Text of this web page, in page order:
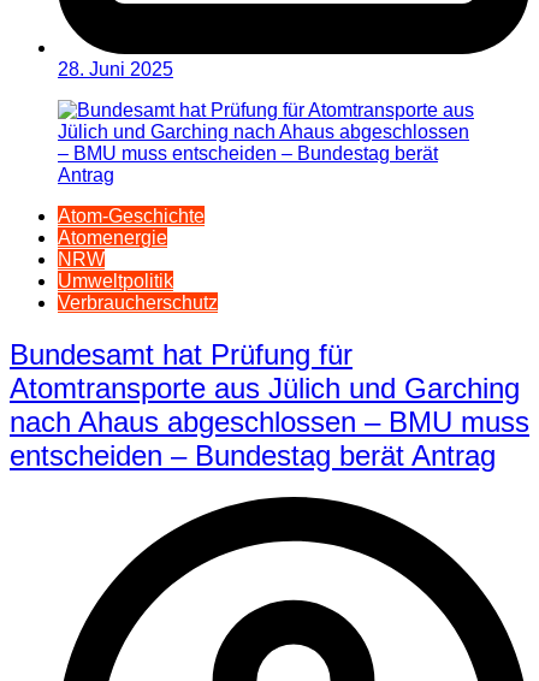
28. Juni 2025
Atom-Geschichte
Atomenergie
NRW
Umweltpolitik
Verbraucherschutz
Bundesamt hat Prüfung für
Atomtransporte aus Jülich und Garching
nach Ahaus abgeschlossen – BMU muss
entscheiden – Bundestag berät Antrag